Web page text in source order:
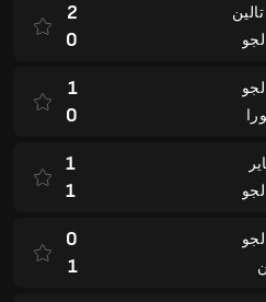
2
0
1
0
1
1
0
1